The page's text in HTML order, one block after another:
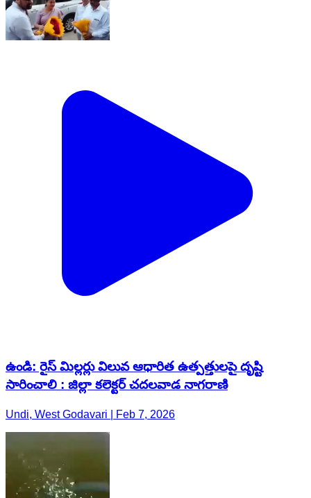
ఉండి: రైస్ మిల్లర్లు విలువ ఆధారిత ఉత్పత్తులపై దృష్టి
సారించాలి : జిల్లా కలెక్టర్ చదలవాడ నాగరాణి
Undi, West Godavari | Feb 7, 2026